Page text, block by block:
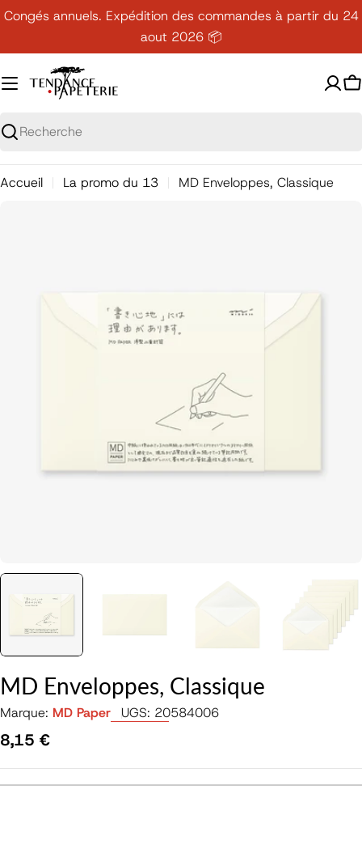
Passer
contenu
Congés annuels. Expédition des commandes à partir du 24
aout 2026 📦
Recherche
Accueil La promo du 13 MD Enveloppes, Classique
le média 0 en mode modal
MD Enveloppes, Classique
Marque: MD Paper UGS: 20584006
Prix
régulier
8,15 €